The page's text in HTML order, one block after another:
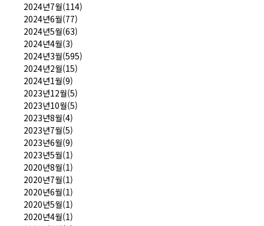
2024년7월(114)
2024년6월(77)
2024년5월(63)
2024년4월(3)
2024년3월(595)
2024년2월(15)
2024년1월(9)
2023년12월(5)
2023년10월(5)
2023년8월(4)
2023년7월(5)
2023년6월(9)
2023년5월(1)
2020년8월(1)
2020년7월(1)
2020년6월(1)
2020년5월(1)
2020년4월(1)